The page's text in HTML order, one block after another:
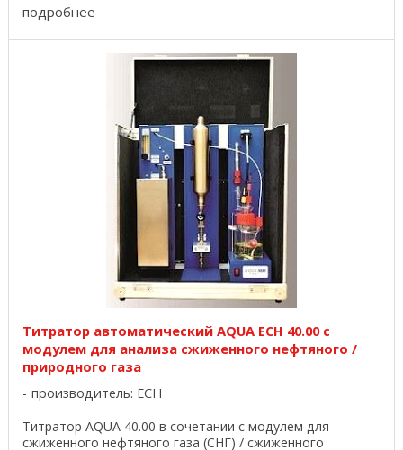
подробнее
Титратор автоматический AQUA ECH 40.00 с
модулем для анализа сжиженного нефтяного /
природного газа
производитель: ECH
Титратор AQUA 40.00 в сочетании с модулем для
сжиженного нефтяного газа (СНГ) / сжиженного